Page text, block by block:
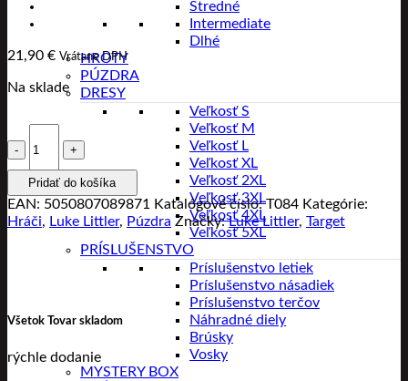
Stredné
Intermediate
Dlhé
HROTY
PÚZDRA
DRESY
Veľkosť S
Veľkosť M
Veľkosť L
Veľkosť XL
Veľkosť 2XL
Veľkosť 3XL
Veľkosť 4XL
Veľkosť 5XL
PRÍSLUŠENSTVO
Príslušenstvo letiek
Príslušenstvo násadiek
Príslušenstvo terčov
Náhradné diely
Brúsky
Vosky
MYSTERY BOX
21,90 € Vrátane DPH
Na sklade
Target
Takoma
Luke
Littler
Pridať do košíka
EAN: 5050807089871 Katalógové číslo:T084 Kategórie:
Hráči, Luke Littler, Púzdra Značky:Luke Littler, Target
Všetok Tovar skladom
rýchle dodanie